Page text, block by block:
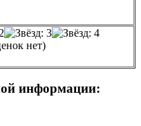
нет)
информации: